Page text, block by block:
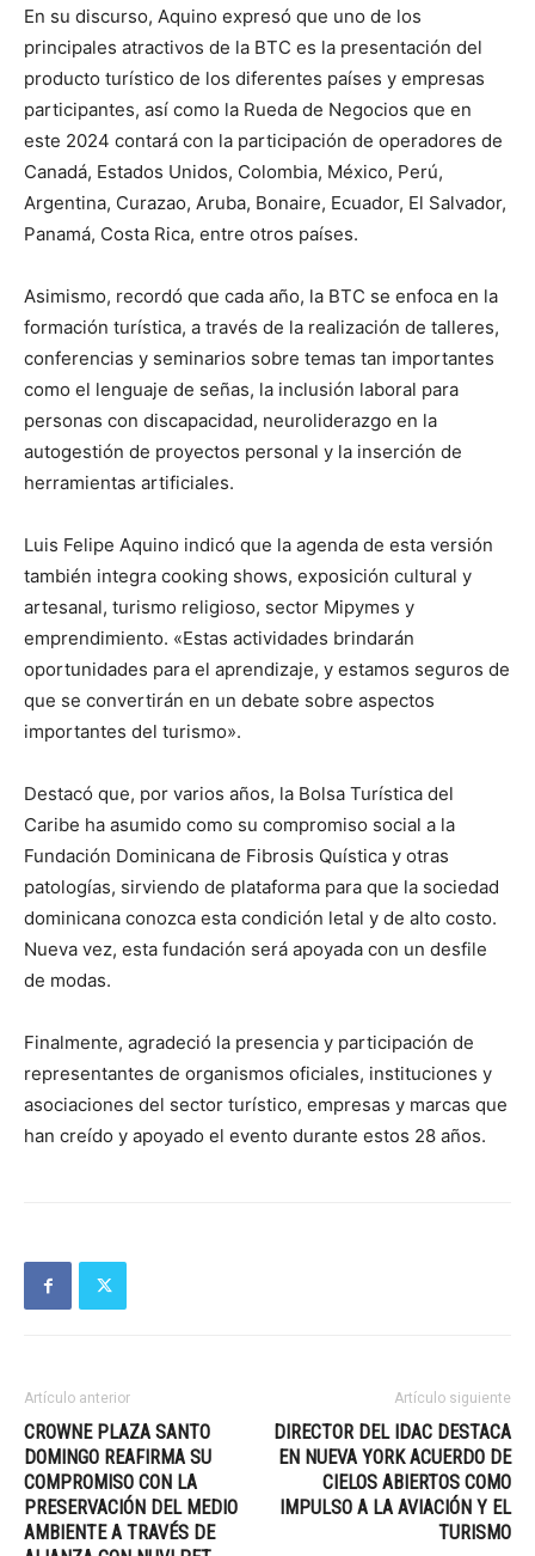
En su discurso, Aquino expresó que uno de los
principales atractivos de la BTC es la presentación del
producto turístico de los diferentes países y empresas
participantes, así como la Rueda de Negocios que en
este 2024 contará con la participación de operadores de
Canadá, Estados Unidos, Colombia, México, Perú,
Argentina, Curazao, Aruba, Bonaire, Ecuador, El Salvador,
Panamá, Costa Rica, entre otros países.
Asimismo, recordó que cada año, la BTC se enfoca en la
formación turística, a través de la realización de talleres,
conferencias y seminarios sobre temas tan importantes
como el lenguaje de señas, la inclusión laboral para
personas con discapacidad, neuroliderazgo en la
autogestión de proyectos personal y la inserción de
herramientas artificiales.
Luis Felipe Aquino indicó que la agenda de esta versión
también integra cooking shows, exposición cultural y
artesanal, turismo religioso, sector Mipymes y
emprendimiento. «Estas actividades brindarán
oportunidades para el aprendizaje, y estamos seguros de
que se convertirán en un debate sobre aspectos
importantes del turismo».
Destacó que, por varios años, la Bolsa Turística del
Caribe ha asumido como su compromiso social a la
Fundación Dominicana de Fibrosis Quística y otras
patologías, sirviendo de plataforma para que la sociedad
dominicana conozca esta condición letal y de alto costo.
Nueva vez, esta fundación será apoyada con un desfile
de modas.
Finalmente, agradeció la presencia y participación de
representantes de organismos oficiales, instituciones y
asociaciones del sector turístico, empresas y marcas que
han creído y apoyado el evento durante estos 28 años.
Artículo anterior
CROWNE PLAZA SANTO
DOMINGO REAFIRMA SU
COMPROMISO CON LA
PRESERVACIÓN DEL MEDIO
AMBIENTE A TRAVÉS DE
Artículo siguiente
DIRECTOR DEL IDAC DESTACA
EN NUEVA YORK ACUERDO DE
CIELOS ABIERTOS COMO
IMPULSO A LA AVIACIÓN Y EL
TURISMO